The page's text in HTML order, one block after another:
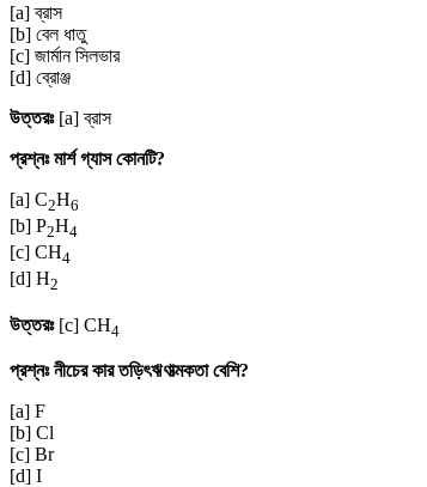
[a] ব্রাস
[b] বেল ধাতু
[c] জার্মান সিলভার
[d] ব্রোঞ্জ
উত্তরঃ[a] ব্রাস
প্রশ্নঃ মার্শ গ্যাস কোনটি?
[a] C2H6
[b] P2H4
[c] CH4
[d] H2
উত্তরঃ[c] CH4
প্রশ্নঃ নীচের কার তড়িৎঋণাত্মকতা বেশি?
[a] F
[b] Cl
[c] Br
[d] I